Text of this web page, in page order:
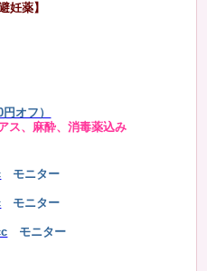
妊薬】
オフ）
ス、麻酔、消毒薬込み
モニター
モニター
モニター